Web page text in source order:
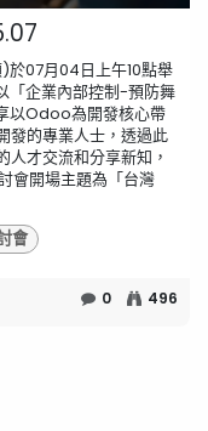
於07月04日上午10點舉
「企業內部控制-預防舞
以Odoo為開發核心帶
發的專業人士，透過此
才交流和分享新知，
會開場主題為「台灣
會
0 496